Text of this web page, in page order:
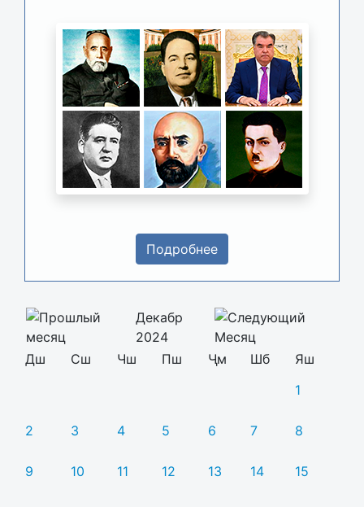
Подробнее
Декабр
2024
Дш
Сш Чш Пш Ҷм Шб
Яш
1
2 3 4 5 6 7 8
9 10 11 12 13 14 15